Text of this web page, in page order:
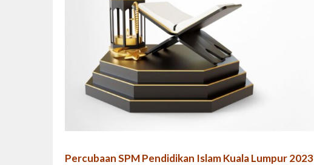
Percubaan SPM Pendidikan Islam Kuala Lumpur 2023